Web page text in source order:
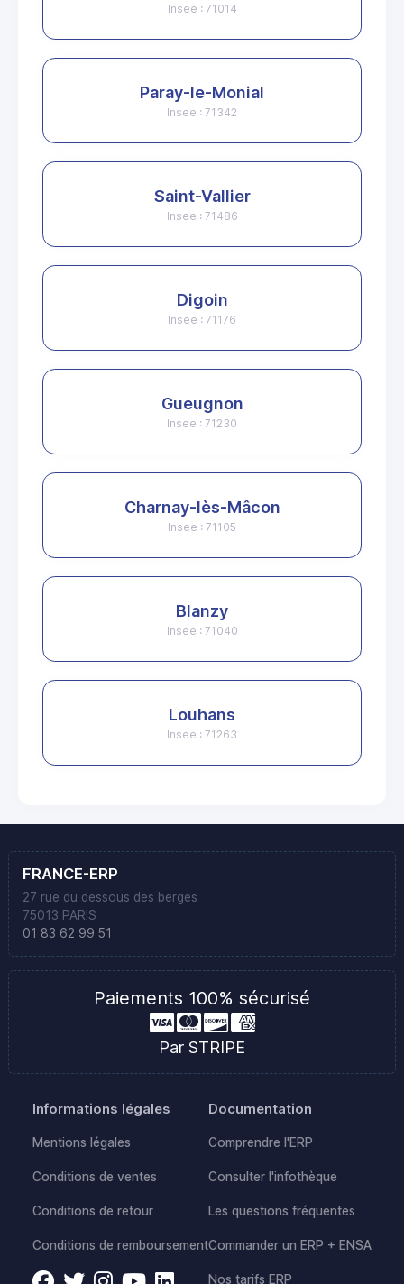
Insee : 71014
Paray-le-Monial
Insee : 71342
Saint-Vallier
Insee : 71486
Digoin
Insee : 71176
Gueugnon
Insee : 71230
Charnay-lès-Mâcon
Insee : 71105
Blanzy
Insee : 71040
Louhans
Insee : 71263
FRANCE-ERP
27 rue du dessous des berges
75013 PARIS
01 83 62 99 51
Paiements 100% sécurisé
Par STRIPE
Informations légales
Mentions légales
Conditions de ventes
Conditions de retour
Conditions de remboursement
Documentation
Comprendre l'ERP
Consulter l'infothèque
Les questions fréquentes
Commander un ERP + ENSA
Nos tarifs ERP